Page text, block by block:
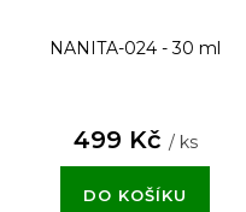
NANITA-024 - 30 ml
499 Kč / ks
DO KOŠÍKU